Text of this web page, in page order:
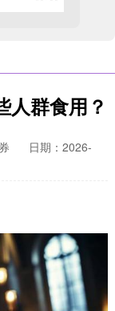
人群食用？
日期：2026-